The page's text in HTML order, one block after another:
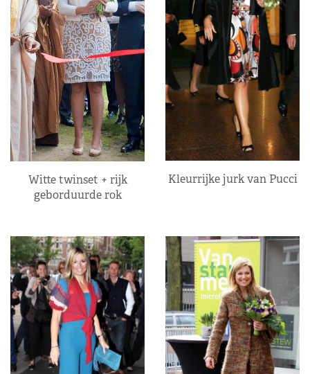
Witte twinset + rijk
geborduurde rok
Kleurrijke jurk van Pucci